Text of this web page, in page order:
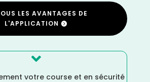
LES AVANTAGES DE
L'APPLICATION

votre course et en sécurité